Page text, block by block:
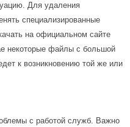
Для удаления
специализированные
на официальном сайте
некоторые файлы с большой
к возникновению той же или
с работой служб. Важно